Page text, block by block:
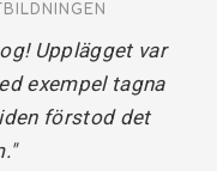
Upplägget var
exempel tagna
förstod det